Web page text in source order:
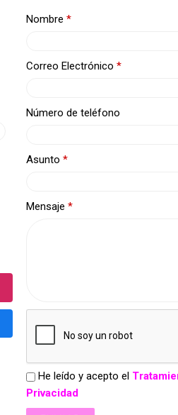
Nombre *
Correo Electrónico *
Número de teléfono
Asunto *
Mensaje *
He leído y acepto el
Privacidad